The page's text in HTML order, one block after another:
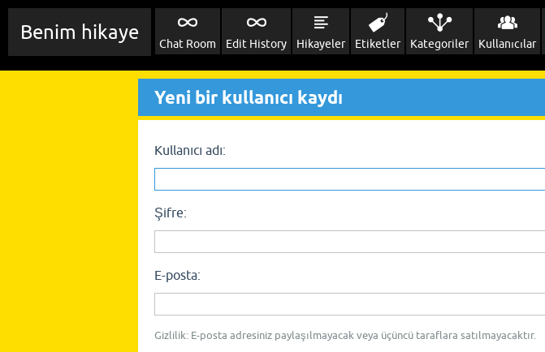
Benim hikaye
Chat Room Edit History Hikayeler Etiketler Kategoriler Kullanıcılar
Yeni bir kullanıcı kaydı
Kullanıcı adı:
Şifre:
E-posta:
Gizlilik: E-posta adresiniz paylaşılmayacak veya üçüncü taraflara satılmayacaktır.